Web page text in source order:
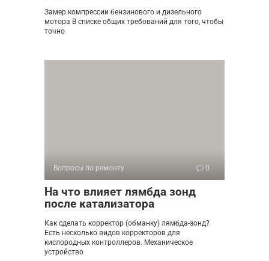
Замер компрессии бензинового и дизельного
мотора В списке общих требований для того, чтобы
точно
Вопросы по ремонту 0
На что влияет лямбда зонд
после катализатора
Как сделать корректор (обманку) лямбда-зонд?
Есть несколько видов корректоров для
кислородных контроллеров. Механическое
устройство